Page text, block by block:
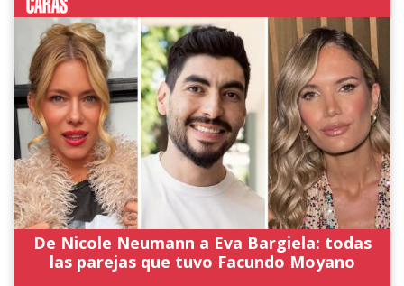
De Nicole Neumann a Eva Bargiela: todas
las parejas que tuvo Facundo Moyano